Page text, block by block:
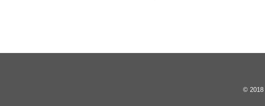
© 2018